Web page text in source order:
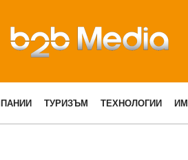
ТУРИЗЪМ ТЕХНОЛОГИИ